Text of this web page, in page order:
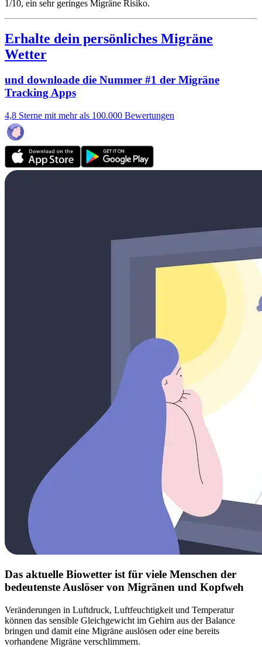
1/10, ein sehr geringes Migräne Risiko.
Erhalte dein persönliches Migräne
Wetter
und downloade die Nummer #1 der Migräne
Tracking Apps
4,8 Sterne mit mehr als 100.000 Bewertungen
Das aktuelle Biowetter ist für viele Menschen der
bedeutenste Auslöser von Migränen und Kopfweh
Veränderungen in Luftdruck, Luftfeuchtigkeit und Temperatur
können das sensible Gleichgewicht im Gehirn aus der Balance
bringen und damit eine Migräne auslösen oder eine bereits
vorhandene Migräne verschlimmern.